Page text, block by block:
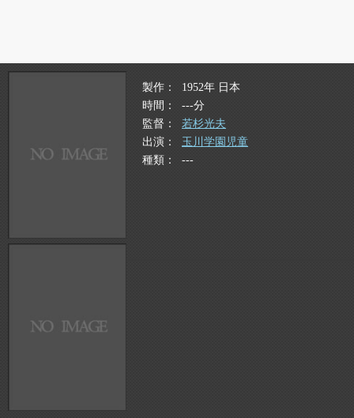
製作
1952年 日本
時間
---分
監督
若杉光夫
出演
玉川学園児童
種類
---